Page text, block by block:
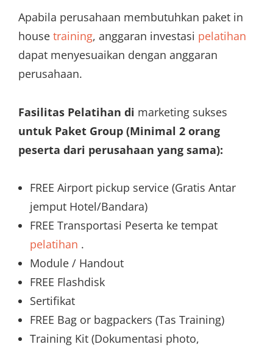
Apabila perusahaan membutuhkan paket in
house training, anggaran investasi pelatihan
dapat menyesuaikan dengan anggaran
perusahaan.
Fasilitas Pelatihan di marketing sukses
untuk Paket Group (Minimal 2 orang
peserta dari perusahaan yang sama):
FREE Airport pickup service (Gratis Antar
jemput Hotel/Bandara)
FREE Transportasi Peserta ke tempat
pelatihan .
Module / Handout
FREE Flashdisk
Sertifikat
FREE Bag or bagpackers (Tas Training)
Training Kit (Dokumentasi photo,